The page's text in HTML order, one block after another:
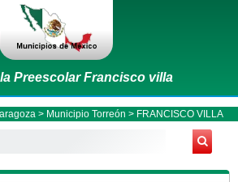
Preescolar Francisco villa
> Municipio Torreón > FRANCISCO VILLA